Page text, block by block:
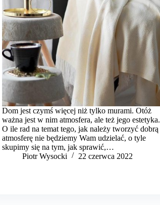
Dom jest czymś więcej niż tylko murami. Otóż
ważna jest w nim atmosfera, ale też jego estetyka.
O ile rad na temat tego, jak należy tworzyć dobrą
atmosferę nie będziemy Wam udzielać, o tyle
skupimy się na tym, jak sprawić,…
Piotr Wysocki
22 czerwca 2022